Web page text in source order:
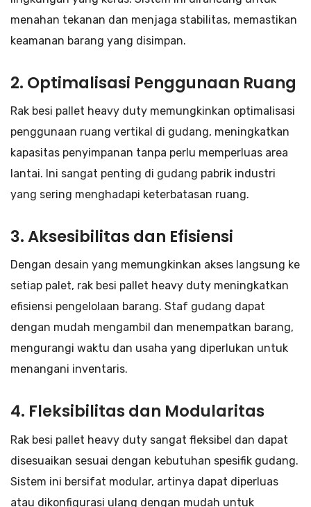
menahan tekanan dan menjaga stabilitas, memastikan
keamanan barang yang disimpan.
2. Optimalisasi Penggunaan Ruang
Rak besi pallet heavy duty memungkinkan optimalisasi
penggunaan ruang vertikal di gudang, meningkatkan
kapasitas penyimpanan tanpa perlu memperluas area
lantai. Ini sangat penting di gudang pabrik industri
yang sering menghadapi keterbatasan ruang.
3. Aksesibilitas dan Efisiensi
Dengan desain yang memungkinkan akses langsung ke
setiap palet, rak besi pallet heavy duty meningkatkan
efisiensi pengelolaan barang. Staf gudang dapat
dengan mudah mengambil dan menempatkan barang,
mengurangi waktu dan usaha yang diperlukan untuk
menangani inventaris.
4. Fleksibilitas dan Modularitas
Rak besi pallet heavy duty sangat fleksibel dan dapat
disesuaikan sesuai dengan kebutuhan spesifik gudang.
Sistem ini bersifat modular, artinya dapat diperluas
atau dikonfigurasi ulang dengan mudah untuk